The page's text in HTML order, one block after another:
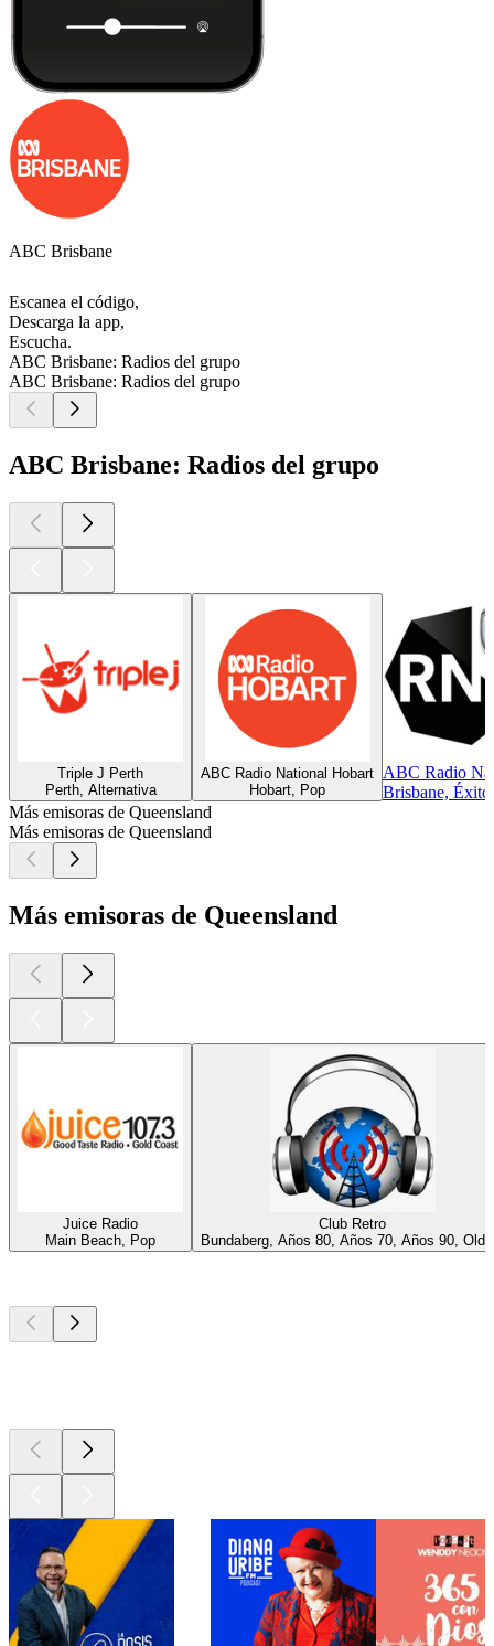
ABC Brisbane
Escanea el código,
Descarga la app,
Escucha.
ABC Brisbane: Radios del grupo
ABC Brisbane: Radios del grupo
ABC Brisbane: Radios del grupo
Triple J Perth
Perth, Alternativa
ABC Radio National Hobart
Hobart, Pop
ABC Radio
Brisbane,
Más emisoras de Queensland
Más emisoras de Queensland
Más emisoras de Queensland
Juice Radio
Main Beach, Pop
Club Retro
Bundaberg, Años 80, Años 70, Años 90,